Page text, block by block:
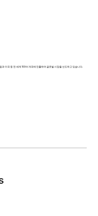
미국 등 전 세계 100여 개국에 진출하며 글로벌 시장을 선도하고 있습니다.